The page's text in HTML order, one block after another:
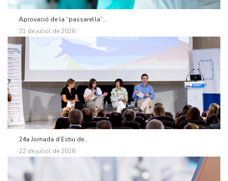
Aprovació de la “passarel·la”...
31 de juliol de 2026
24a Jornada d’Estiu de...
22 de juliol de 2026